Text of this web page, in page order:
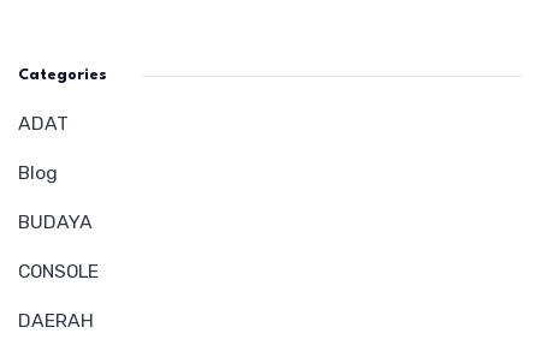
Categories
ADAT
Blog
BUDAYA
CONSOLE
DAERAH